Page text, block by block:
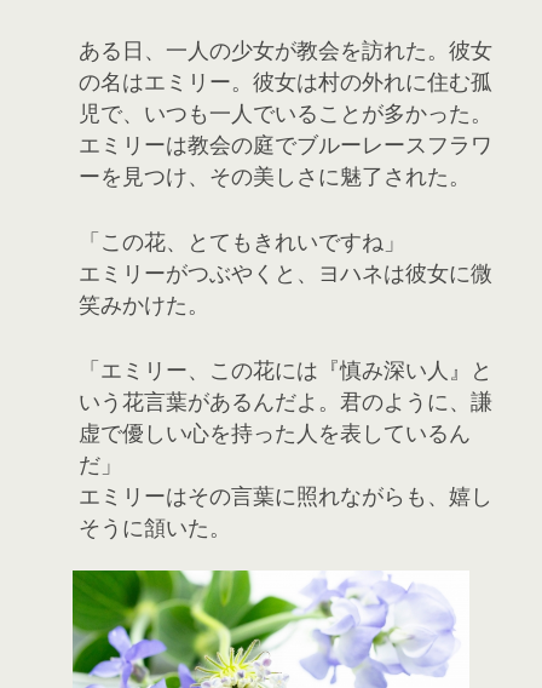
ある日、一人の少女が教会を訪れた。彼女
の名はエミリー。彼女は村の外れに住む孤
児で、いつも一人でいることが多かった。
エミリーは教会の庭でブルーレースフラワ
ーを見つけ、その美しさに魅了された。
「この花、とてもきれいですね」
エミリーがつぶやくと、ヨハネは彼女に微
笑みかけた。
「エミリー、この花には『慎み深い人』と
いう花言葉があるんだよ。君のように、謙
虚で優しい心を持った人を表しているん
だ」
エミリーはその言葉に照れながらも、嬉し
そうに頷いた。